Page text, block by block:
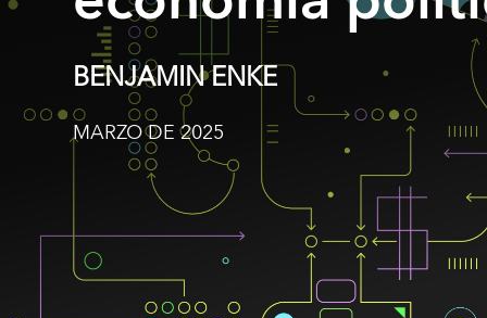
BENJAMIN ENKE
MARZO DE 2025